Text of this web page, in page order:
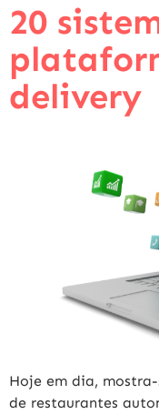
20
delivery
Hoje em dia,
de restaurantes